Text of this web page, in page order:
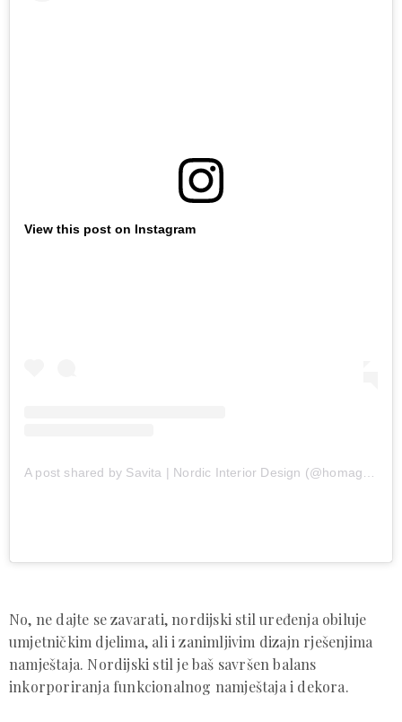
View this post on Instagram
A post shared by Savita | Nordic Interior Design (@homagine)
No, ne dajte se zavarati, nordijski stil uređenja obiluje
umjetničkim djelima, ali i zanimljivim dizajn rješenjima
namještaja. Nordijski stil je baš savršen balans
inkorporiranja funkcionalnog namještaja i dekora.